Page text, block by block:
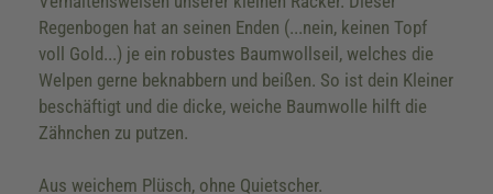
Regenbogen hat an seinen Enden (...nein, keinen Topf
voll Gold...) je ein robustes Baumwollseil, welches die
Welpen gerne beknabbern und beißen. So ist dein Kleiner
beschäftigt und die dicke, weiche Baumwolle hilft die
Zähnchen zu putzen.
Aus weichem Plüsch, ohne Quietscher.